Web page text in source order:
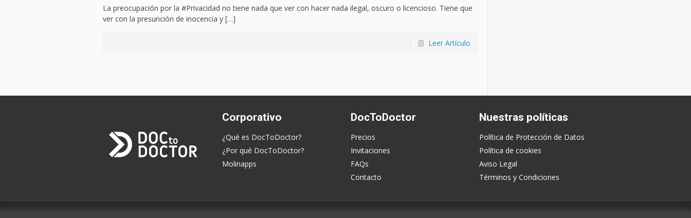
La preocupación por la #Privacidad no tiene nada que ver con hacer nada ilegal, oscuro o licencioso. Tiene que
ver con la presunción de inocencia y[…]
Leer Artículo
Corporativo
¿Qué es DocToDoctor?
¿Por qué DocToDoctor?
Molinapps
DocToDoctor
Precios
Invitaciones
FAQs
Contacto
Nuestras políticas
Política de Protección de Datos
Política de cookies
Aviso Legal
Términos y Condiciones